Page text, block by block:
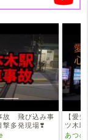
故 飛び込み事
多発現場❣️
【愛
ツ木駅
あつ